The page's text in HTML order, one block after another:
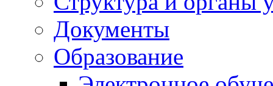
Документы
Образование